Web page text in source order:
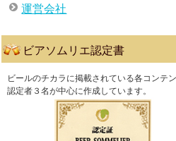
運営会社
ビアソムリエ認定書
ビールのチカラに掲載されている各コンテ
認定者３名が中心に作成しています。